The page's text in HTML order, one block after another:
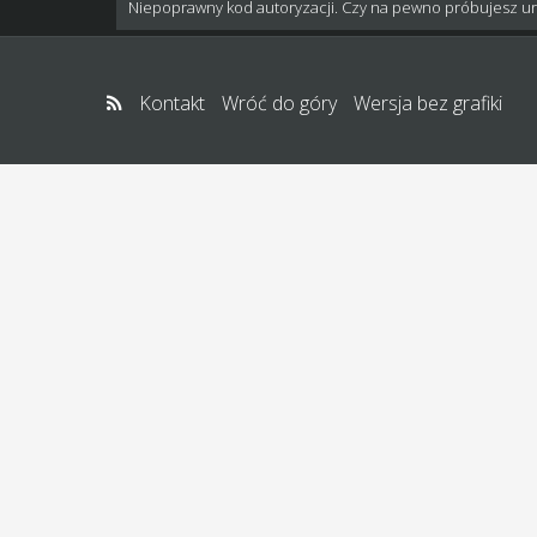
Niepoprawny kod autoryzacji. Czy na pewno próbujesz
Kontakt Wróć do góry Wersja bez grafiki